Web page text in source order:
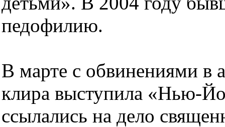
педофилию.
В марте с обвинениями в
клира выступила «Нью-
ссылались на дело